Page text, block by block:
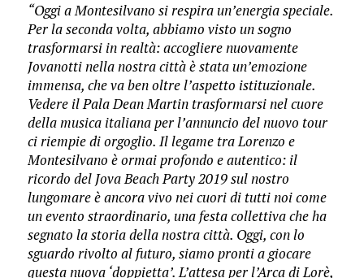
“Oggi a Montesilvano si respira un’energia speciale.
Per la seconda volta, abbiamo visto un sogno
trasformarsi in realtà: accogliere nuovamente
Jovanotti nella nostra città è stata un’emozione
immensa, che va ben oltre l’aspetto istituzionale.
Vedere il Pala Dean Martin trasformarsi nel cuore
della musica italiana per l’annuncio del nuovo tour
ci riempie di orgoglio. Il legame tra Lorenzo e
Montesilvano è ormai profondo e autentico: il
ricordo del Jova Beach Party 2019 sul nostro
lungomare è ancora vivo nei cuori di tutti noi come
un evento straordinario, una festa collettiva che ha
segnato la storia della nostra città. Oggi, con lo
sguardo rivolto al futuro, siamo pronti a giocare
questa nuova ‘doppietta’. L’attesa per l’Arca di Lorè,